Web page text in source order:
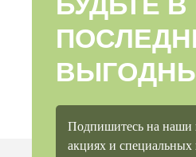
Подпишитесь на наши
акциях и